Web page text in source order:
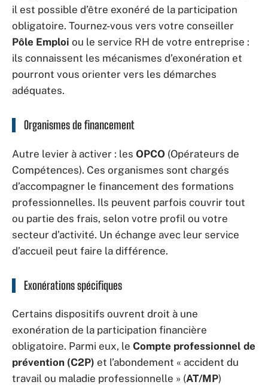
il est possible d’être exonéré de la participation
obligatoire. Tournez-vous vers votre conseiller
Pôle Emploi ou le service RH de votre entreprise :
ils connaissent les mécanismes d’exonération et
pourront vous orienter vers les démarches
adéquates.
Organismes de financement
Autre levier à activer : les OPCO (Opérateurs de
Compétences). Ces organismes sont chargés
d’accompagner le financement des formations
professionnelles. Ils peuvent parfois couvrir tout
ou partie des frais, selon votre profil ou votre
secteur d’activité. Un échange avec leur service
d’accueil peut faire la différence.
Exonérations spécifiques
Certains dispositifs ouvrent droit à une
exonération de la participation financière
obligatoire. Parmi eux, le Compte professionnel de
prévention (C2P) et l’abondement « accident du
travail ou maladie professionnelle » (AT/MP)